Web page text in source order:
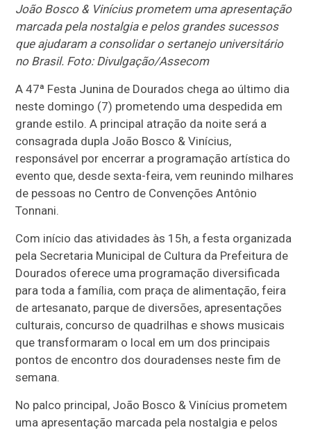
João Bosco & Vinícius prometem uma apresentação
marcada pela nostalgia e pelos grandes sucessos
que ajudaram a consolidar o sertanejo universitário
no Brasil. Foto: Divulgação/Assecom
A 47ª Festa Junina de Dourados chega ao último dia
neste domingo (7) prometendo uma despedida em
grande estilo. A principal atração da noite será a
consagrada dupla João Bosco & Vinícius,
responsável por encerrar a programação artística do
evento que, desde sexta-feira, vem reunindo milhares
de pessoas no Centro de Convenções Antônio
Tonnani.
Com início das atividades às 15h, a festa organizada
pela Secretaria Municipal de Cultura da Prefeitura de
Dourados oferece uma programação diversificada
para toda a família, com praça de alimentação, feira
de artesanato, parque de diversões, apresentações
culturais, concurso de quadrilhas e shows musicais
que transformaram o local em um dos principais
pontos de encontro dos douradenses neste fim de
semana.
No palco principal, João Bosco & Vinícius prometem
uma apresentação marcada pela nostalgia e pelos